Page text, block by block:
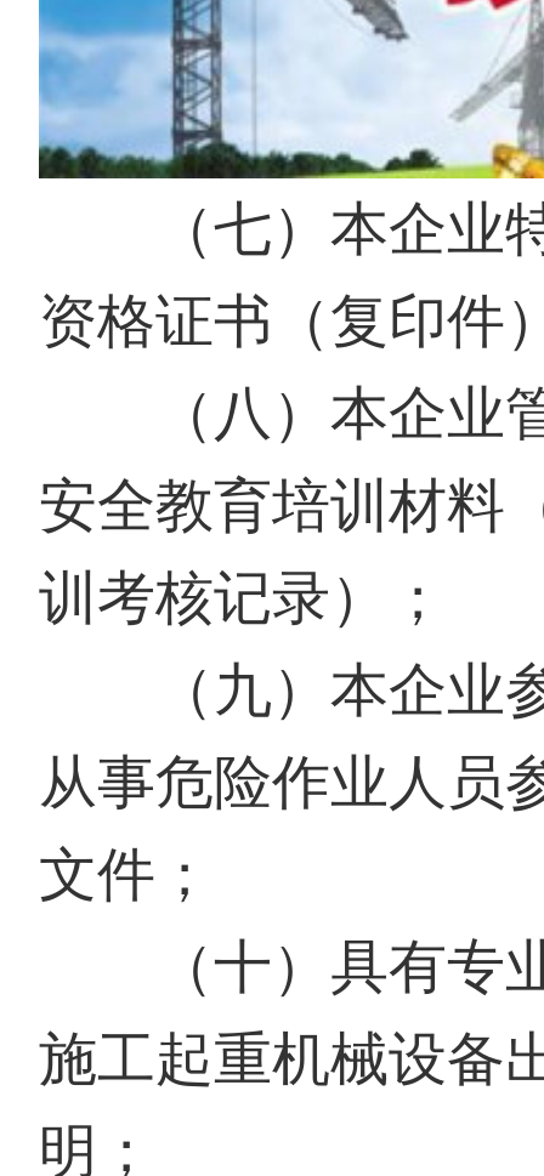
（七）本企业
资格证书（复印件
（八）本企业
安全教育培训材料
训考核记录）；
（九）本企业
从事危险作业人员
文件；
（十）具有专
施工起重机械设备
明；